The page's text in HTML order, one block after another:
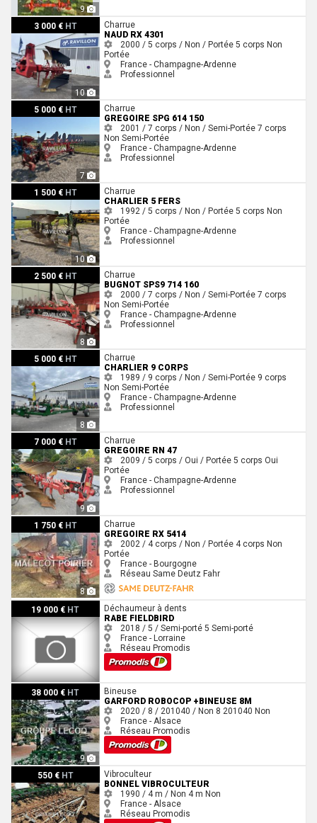
9
3 000 € HT
10
Naud RX 4301
Charrue
NAUD RX 4301
2000 / 5 corps / Non / Portée 5 corps Non
Portée
France - Champagne-Ardenne
Professionnel
5 000 € HT
7
Gregoire SPG 614 150
Charrue
GREGOIRE SPG 614 150
2001 / 7 corps / Non / Semi-Portée 7 corps
Non Semi-Portée
France - Champagne-Ardenne
Professionnel
1 500 € HT
10
Charlier 5 fers
Charrue
CHARLIER 5 FERS
1992 / 5 corps / Non / Portée 5 corps Non
Portée
France - Champagne-Ardenne
Professionnel
2 500 € HT
8
Bugnot SPS9 714 160
Charrue
BUGNOT SPS9 714 160
2000 / 7 corps / Non / Semi-Portée 7 corps
Non Semi-Portée
France - Champagne-Ardenne
Professionnel
5 000 € HT
8
Charlier 9 corps
Charrue
CHARLIER 9 CORPS
1989 / 9 corps / Non / Semi-Portée 9 corps
Non Semi-Portée
France - Champagne-Ardenne
Professionnel
7 000 € HT
9
Gregoire RN 47
Charrue
GREGOIRE RN 47
2009 / 5 corps / Oui / Portée 5 corps Oui
Portée
France - Champagne-Ardenne
Professionnel
1 750 € HT
8
Gregoire RX 5414
Charrue
GREGOIRE RX 5414
2002 / 4 corps / Non / Portée 4 corps Non
Portée
France - Bourgogne
Réseau Same Deutz Fahr
19 000 € HT
Rabe FIELDBIRD
Déchaumeur à dents
RABE FIELDBIRD
2018 / 5 / Semi-porté 5 Semi-porté
France - Lorraine
Réseau Promodis
38 000 € HT
9
Garford Robocop +bineuse 8m
Bineuse
GARFORD ROBOCOP +BINEUSE 8M
2020 / 8 / 201040 / Non 8 201040 Non
France - Alsace
Réseau Promodis
550 € HT
Bonnel VIBROCULTEUR
Vibroculteur
BONNEL VIBROCULTEUR
1990 / 4 m / Non 4 m Non
France - Alsace
Réseau Promodis